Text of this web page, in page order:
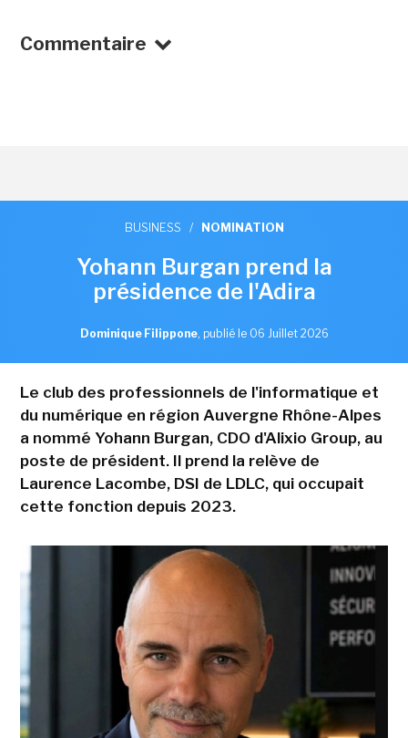
Commentaire
BUSINESS / NOMINATION
Yohann Burgan prend la
présidence de l'Adira
Dominique Filippone, publié le 06 Juillet 2026
Le club des professionnels de l'informatique et
du numérique en région Auvergne Rhône-Alpes
a nommé Yohann Burgan, CDO d'Alixio Group, au
poste de président. Il prend la relève de
Laurence Lacombe, DSI de LDLC, qui occupait
cette fonction depuis 2023.